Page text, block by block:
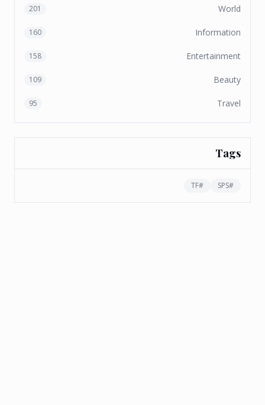
World
201
Information
160
Entertainment
158
Beauty
109
Travel
95
Tags
#
SPS
#
TF